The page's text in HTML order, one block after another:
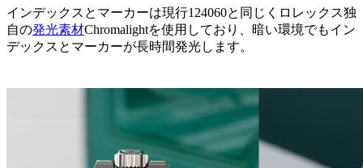
インデックスとマーカーは現行124060と同じくロレックス独
自の発光素材Chromalightを使用しており、暗い環境でもイン
デックスとマーカーが長時間発光します。